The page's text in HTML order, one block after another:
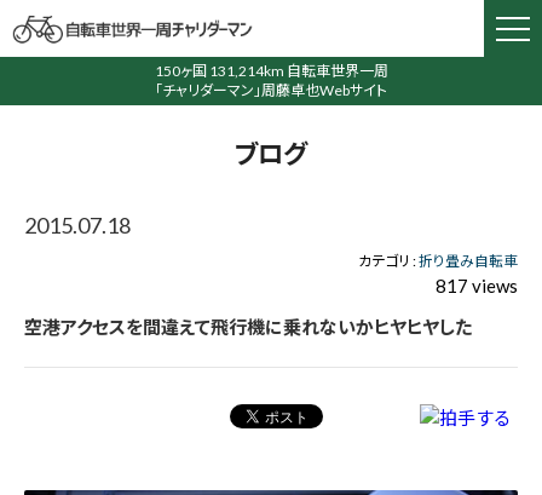
150ヶ国 131,214km 自転車世界一周
「チャリダーマン」周藤卓也Webサイト
ブログ
2015.07.18
カテゴリ :折り畳み自転車
817 views
空港アクセスを間違えて飛行機に乗れないかヒヤヒヤした